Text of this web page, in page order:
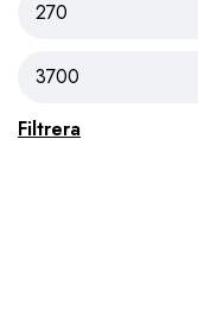
Filtrera